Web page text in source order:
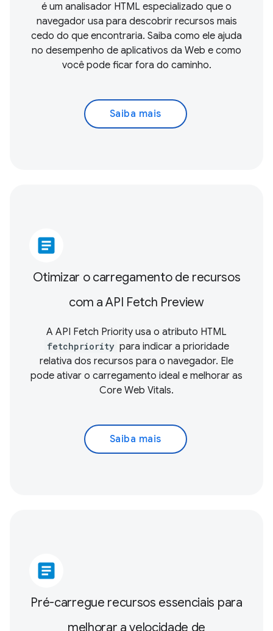
é um analisador HTML especializado que o
navegador usa para descobrir recursos mais
cedo do que encontraria. Saiba como ele ajuda
no desempenho de aplicativos da Web e como
você pode ficar fora do caminho.
Saiba mais
article
Otimizar o carregamento de recursos
com a API Fetch Preview
A API Fetch Priority usa o atributo HTML
fetchpriority para indicar a prioridade
relativa dos recursos para o navegador. Ele
pode ativar o carregamento ideal e melhorar as
Core Web Vitals.
Saiba mais
article
Pré-carregue recursos essenciais para
melhorar a velocidade de